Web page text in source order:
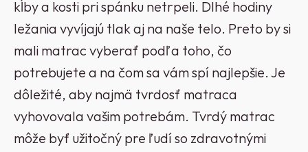
kĺby a kosti pri spánku netrpeli. Dlhé hodiny
ležania vyvíjajú tlak aj na naše telo. Preto by si
mali matrac vyberať podľa toho, čo
potrebujete a na čom sa vám spí najlepšie. Je
dôležité, aby najmä tvrdosť matraca
vyhovovala vašim potrebám. Tvrdý matrac
môže byť užitočný pre ľudí so zdravotnými